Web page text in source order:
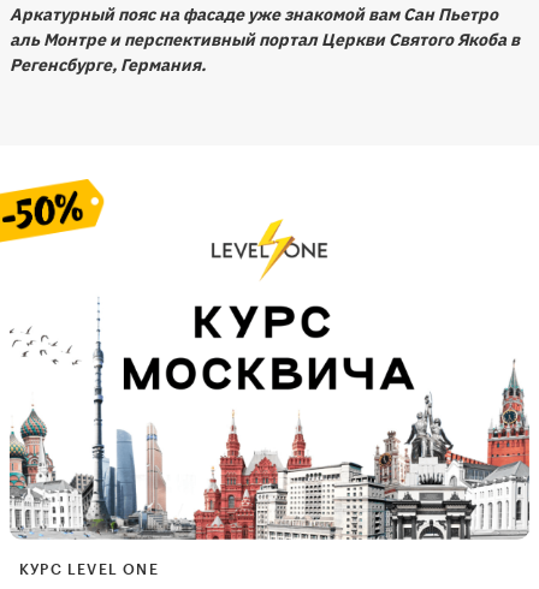
Аркатурный пояс на фасаде уже знакомой вам Сан Пьетро
аль Монтре и перспективный портал Церкви Святого Якоба в
Регенсбурге, Германия.
КУРС LEVEL ONE